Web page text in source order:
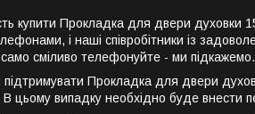
купити Прокладка для двери
і наші співробітники із
сміливо телефонуйте - ми підкажемо.
Прокладка для двери
цьому випадку необхідно буде внести